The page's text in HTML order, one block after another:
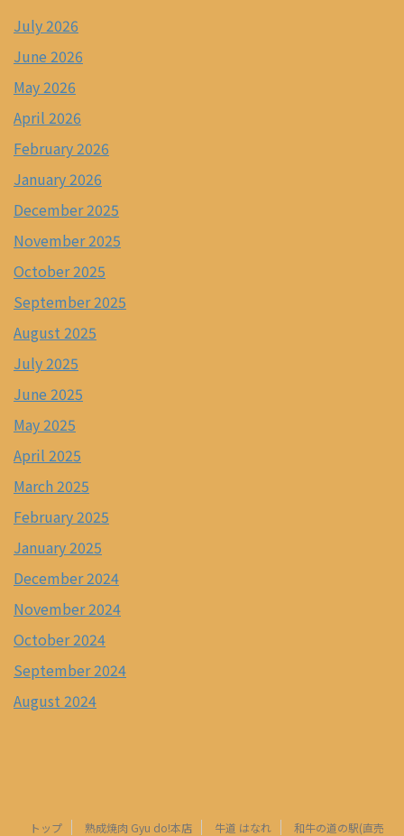
July 2026
June 2026
May 2026
April 2026
February 2026
January 2026
December 2025
November 2025
October 2025
September 2025
August 2025
July 2025
June 2025
May 2025
April 2025
March 2025
February 2025
January 2025
December 2024
November 2024
October 2024
September 2024
August 2024
トップ 熟成焼肉 Gyu do!本店 牛道 はなれ 和牛の道の駅(直売